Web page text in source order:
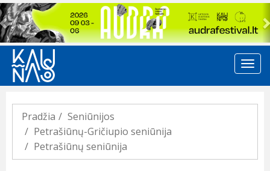
Previous
Pradžia
Seniūnijos
Petrašiūnų-Gričiupio seniūnija
Petrašiūnų seniūnija